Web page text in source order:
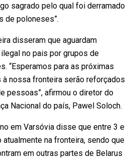
sagrado pelo qual foi derramado
de poloneses”.
disseram que aguardam
no pais por grupos de
“Esperamos para as próximas
à nossa fronteira serão reforçados
pessoas”, afirmou o diretor do
Nacional do país, Pawel Soloch.
em Varsóvia disse que entre 3 e
na fronteira, sendo que
em outras partes de Belarus